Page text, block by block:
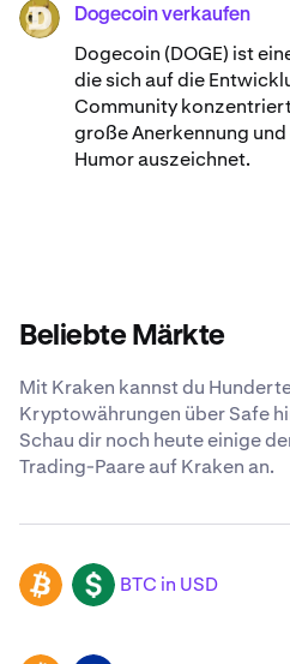
DOGE Dogecoin verkaufen
Dogecoin (DOGE) ist
die sich auf die
Community
große Anerkennung
Humor auszeichnet.
Beliebte Märkte
Mit Kraken kannst du
Kryptowährungen über Safe
Schau dir noch heute einige
Trading-Paare auf Kraken an.
BTC USD BTC in USD